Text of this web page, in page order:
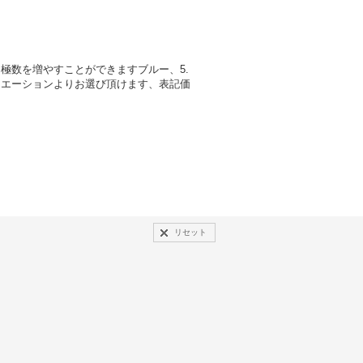
数を増やすことができますブルー、5.
ーションよりお選び頂けます、表記価
リセット